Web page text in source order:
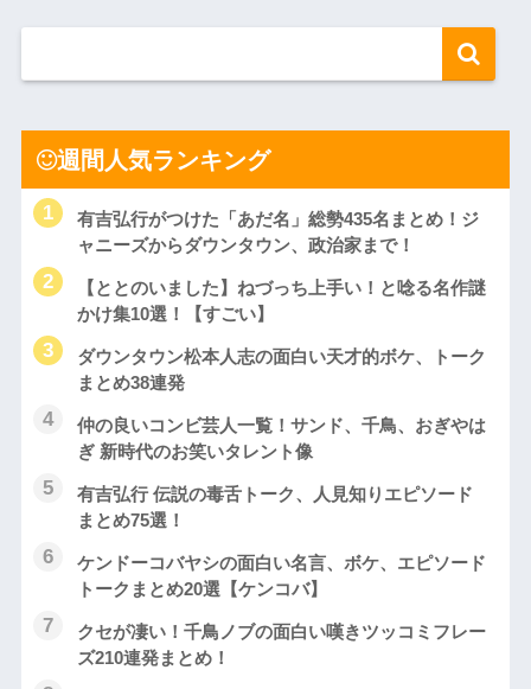
週間人気ランキング
有吉弘行がつけた「あだ名」総勢435名まとめ！ジ
ャニーズからダウンタウン、政治家まで！
【ととのいました】ねづっち上手い！と唸る名作謎
かけ集10選！【すごい】
ダウンタウン松本人志の面白い天才的ボケ、トーク
まとめ38連発
仲の良いコンビ芸人一覧！サンド、千鳥、おぎやは
ぎ 新時代のお笑いタレント像
有吉弘行 伝説の毒舌トーク、人見知りエピソード
まとめ75選！
ケンドーコバヤシの面白い名言、ボケ、エピソード
トークまとめ20選【ケンコバ】
クセが凄い！千鳥ノブの面白い嘆きツッコミフレー
ズ210連発まとめ！